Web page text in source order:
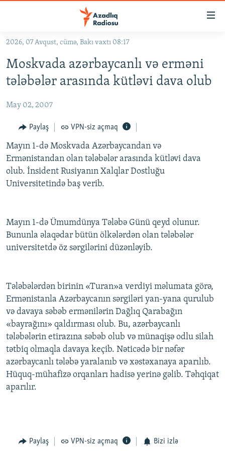
Əsas
qayıt
Əsas
qayıt
#ƏSLINDƏ
FƏRQƏ BAX
QANUNI DOĞRU
ARAŞDIRMA
MULTIMEDIA
FOTOQALEREYA
İNFOQRAFIKA
OXU ZALI
AZƏRBAYCAN ƏDƏBIYYATI KITABXANASI
İSLAM VƏ DEMOKRATIYA
HAQQIMIZDA
MISSIYAMIZ
PEŞƏ ETIKASI VƏ JURNALISTIKA STANDARTLARIMIZ
AZADLIQRADIOSU MOBIL TELEFONUNUZDA
BIZIMLƏ ƏLAQƏ
XƏBƏR BÜLLETENLƏRIMIZ
BIZI IZLƏ
RFE/RL-in bütün saytları
2026, 07 Avqust, cümə, Bakı vaxtı 08:17
Moskvada azərbaycanlı və erməni
tələbələr arasında kütləvi dava olub
May 02, 2007
Paylaş VPN-siz açmaq
Mayın 1-də Moskvada Azərbaycandan və
Ermənistandan olan tələbələr arasında kütləvi dava
olub. İnsident Rusiyanın Xalqlar Dostluğu
Universitetində baş verib.
Mayın 1-də Ümumdünya Tələbə Günü qeyd olunur.
Bununla əlaqədar bütün ölkələrdən olan tələbələr
universitetdə öz sərgilərini düzənləyib.
Tələbələrdən birinin «Turan»a verdiyi məlumata görə,
Ermənistanla Azərbaycanın sərgiləri yan-yana qurulub
və davaya səbəb ermənilərin Dağlıq Qarabağın
«bayrağını» qaldırması olub. Bu, azərbaycanlı
tələbələrin etirazına səbəb olub və münaqişə odlu silah
tətbiq olmaqla davaya keçib. Nəticədə bir nəfər
azərbaycanlı tələbə yaralanıb və xəstəxanaya aparılıb.
Hüquq-mühafizə orqanları hadisə yerinə gəlib. Təhqiqat
aparılır.
Paylaş VPN-siz açmaq Bizi izlə